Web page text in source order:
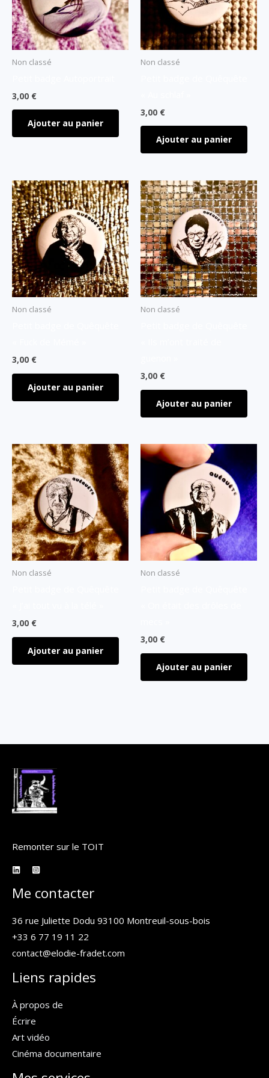
Non classé
3,00 €
Ajouter au panier
Non classé
3,00 €
Ajouter au panier
Non classé
3,00 €
Ajouter au panier
Non classé
3,00 €
Ajouter au panier
Non classé
3,00 €
Ajouter au panier
Non classé
3,00 €
Ajouter au panier
Remonter sur le TOIT
Me contacter
36 rue Juliette Dodu 93100 Montreuil-sous-bois
+33 6 77 19 11 22
contact@elodie-fradet.com
Liens rapides
À propos de
Écrire
Art vidéo
Cinéma documentaire